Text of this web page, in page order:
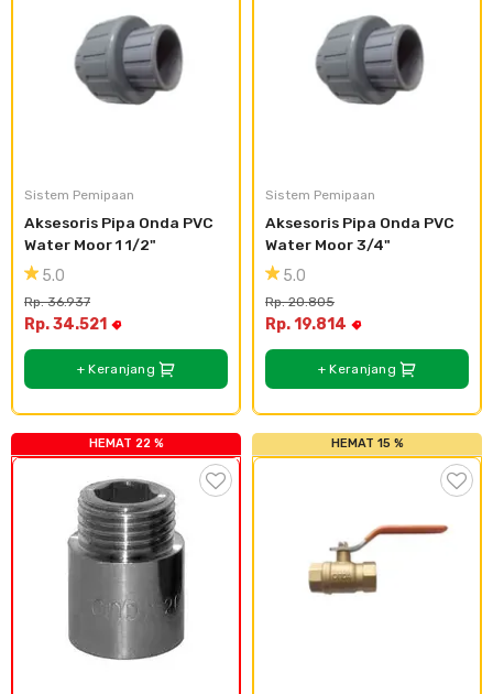
Sistem Pemipaan
Aksesoris Pipa Onda PVC
Water Moor 1 1/2"
5.0
Rp. 36.937
Rp. 34.521
+ Keranjang
Sistem Pemipaan
Aksesoris Pipa Onda PVC
Water Moor 3/4"
5.0
Rp. 20.805
Rp. 19.814
+ Keranjang
HEMAT 22 % HEMAT 15 %